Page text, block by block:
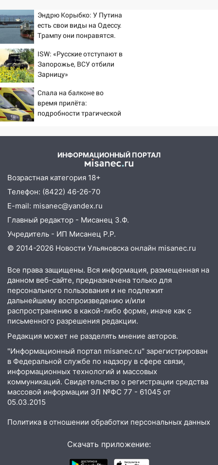
13:02
Люксембург дерево упало на
автомобиль
13:00
новых начинаний: гороскоп для всех
знаков зодиака на неделю с 10 по 16
августа
13:00
На проспекте Тюленева в
Ульяновске образовалось «море»
12:57
крупный град
Где есть бензин в Ульяновске 9
августа: список АЗС
11:55 Соцсети: светофор упал на
машину во время сильного ливня в
Ульяновске
11:00 В Ульяновской области люди в
СНТ сидят без света
10:13 Прокуратура подвела итоги
09:18 Из-за ливня заблокировано
движение трамваев в Ульяновске
09:15 Ураган, изнасилование ребенка,
автоподставы и атака беспилотников:
важные итоги прошедшей недели в
Ульяновской области
08:20 В Ульяновске восстановили
трамвайную и троллейбусную
инфраструктуру после шторма
08:19 Внимание! В Цильнинском районе
пропал 67-летний мужчина
08:11
На Ульяновск снова надвигается
Эндрю Корыбко: У Путина
есть свои виды на Одессу.
Трампу они понравятся.
ISW: «Русские отступают в
Запорожье, ВСУ отбили
Зарницу»
Спала на балконе во
время прилёта:
подробности трагической
ИНФОРМАЦИОННЫЙ ПОРТАЛ
Возрастная категория 18+
Телефон: (8422) 46-26-70
E-mail: misanec@yandex.ru
Главный редактор - Мисанец З.Ф.
Учредитель - ИП Мисанец Р.Р.
© 2014-2026 Новости Ульяновска онлайн misanec.ru
Все права защищены. Вся информация, размещенная на
данном веб-сайте, предназначена только для
персонального пользования и не подлежит
дальнейшему воспроизведению и/или
распространению в какой-либо форме, иначе как с
письменного разрешения редакции.
Редакция может не разделять мнение авторов.
"Информационный портал misanec.ru" зарегистрирован
в Федеральной службе по надзору в сфере связи,
информационных технологий и массовых
коммуникаций. Свидетельство о регистрации средства
массовой информации ЭЛ №ФС 77 - 61045 от
05.03.2015
Политика в отношении обработки персональных данных
Скачать приложение: